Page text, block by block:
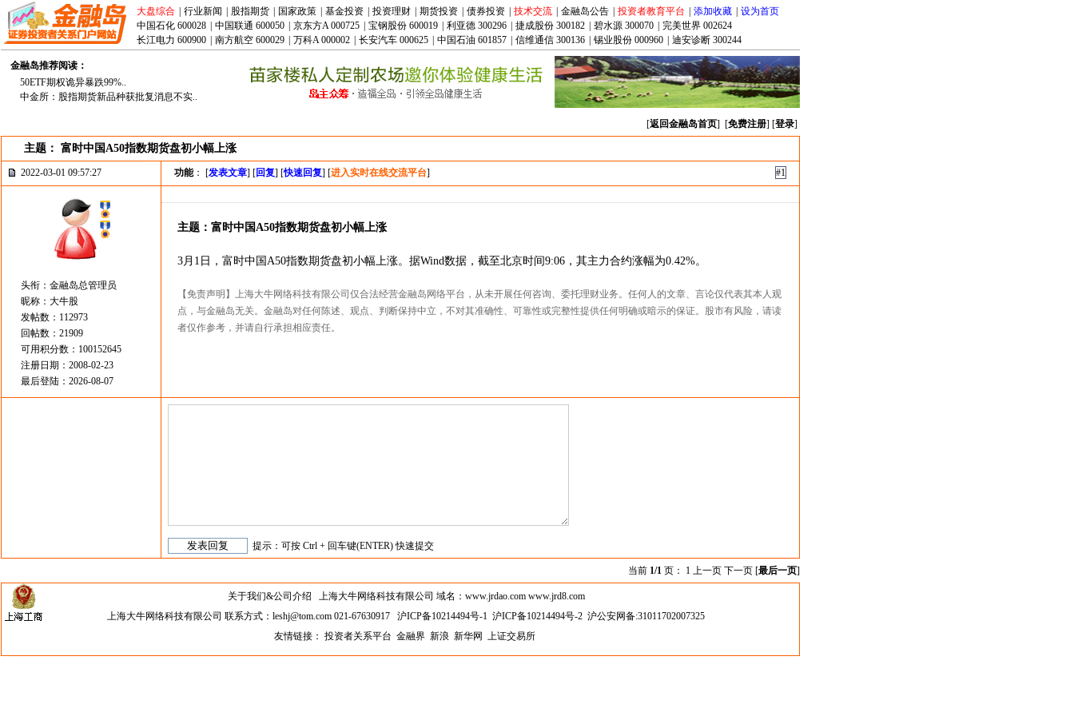
大盘综合 行业新闻 股指期货 国家政策 基金投资 投资理财 期货投资 债券投资 技术交流 金融岛公告 投资者教育平台 添加收藏
设为首页
中国石化 600028
中国联通 600050 京东方A 000725 宝钢股份 600019 利亚德 300296 捷成股份 300182 碧水源 300070
完美世界 002624
长江电力 600900
南方航空 600029 万科A 000002 长安汽车 000625 中国石油 601857 信维通信 300136 锡业股份 000960 迪安诊断 300244
金融岛推荐阅读：
50ETF期权诡异暴跌99%..
中金所：股指期货新品种获批复消息不实..
[返回金融岛首页] [免费注册] [登录]
主题： 富时中国A50指数期货盘初小幅上涨
2022-03-01 09:57:27 功能： [发表文章] [回复] [快速回复] [进入实时在线交流平台] #1
头衔：金融岛总管理员
昵称：大牛股
发帖数：112973
回帖数：21909
可用积分数：100152645
注册日期：2008-02-23
最后登陆：2026-08-07
主题：富时中国A50指数期货盘初小幅上涨
3月1日，富时中国A50指数期货盘初小幅上涨。据Wind数据，截至北京时间9:06，其主力合约涨幅为0.42%。
【免责声明】上海大牛网络科技有限公司仅合法经营金融岛网络平台，从未开展任何咨询、委托理财业务。任何人的文章、言论仅代表其本人观
点，与金融岛无关。金融岛对任何陈述、观点、判断保持中立，不对其准确性、可靠性或完整性提供任何明确或暗示的保证。股市有风险，请读
者仅作参考，并请自行承担相应责任。
提示：可按 Ctrl + 回车键(ENTER) 快速提交
当前 1/1 页： 1 上一页 下一页 [最后一页]
关于我们&公司介绍 上海大牛网络科技有限公司 域名：www.jrdao.com www.jrd8.com
上海大牛网络科技有限公司 联系方式：leshj@tom.com 021-67630917沪ICP备10214494号-1 沪ICP备10214494号-2 沪公安网备:31011702007325
友情链接：投资者关系平台 金融界 新浪 新华网 上证交易所